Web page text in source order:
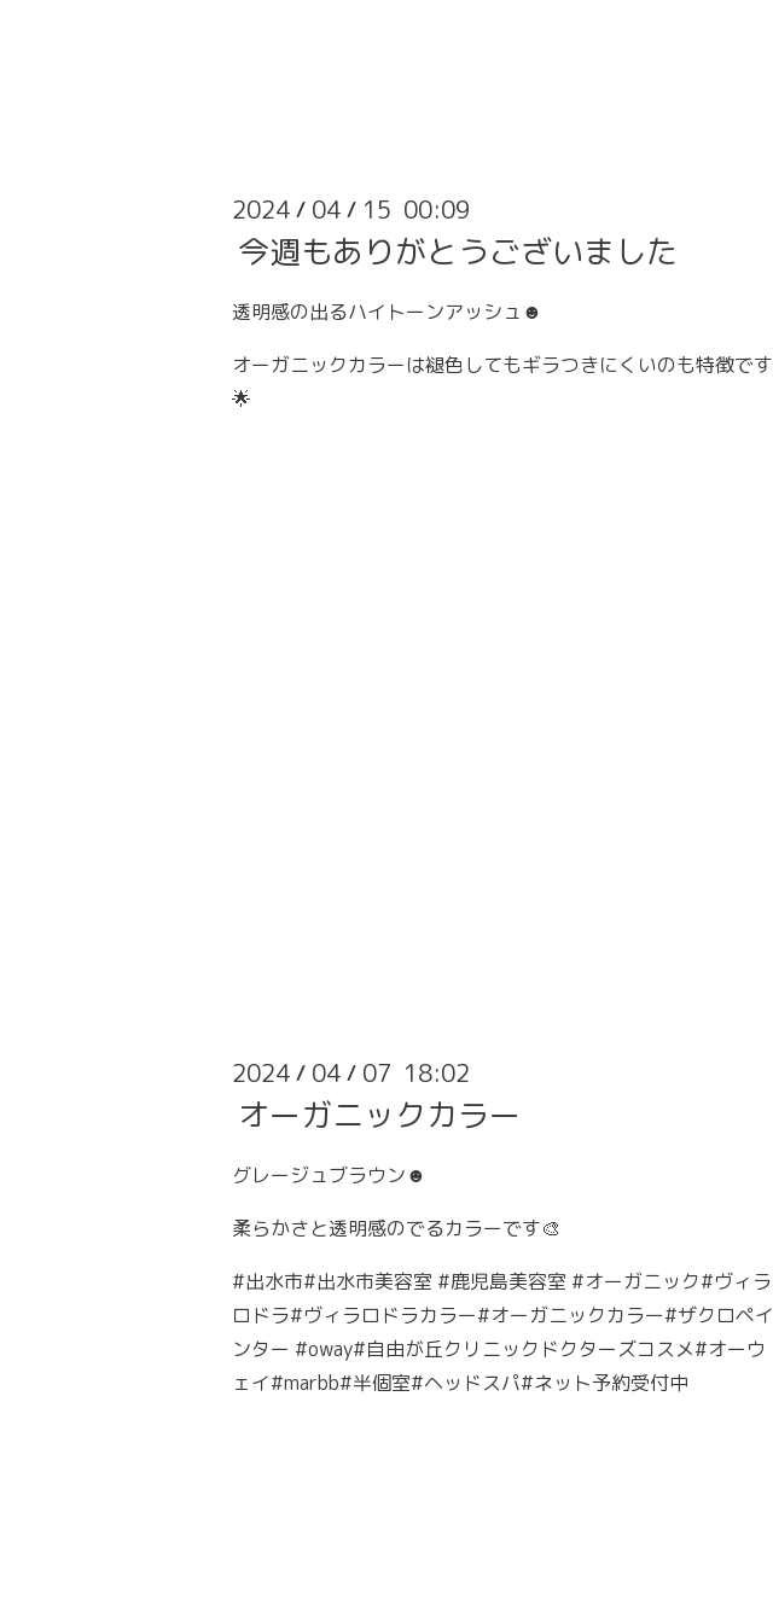
2024 / 04 / 15 00:09
今週もありがとうございました
透明感の出るハイトーンアッシュ☻
オーガニックカラーは褪色してもギラつきにくいのも特徴です
🌟
2024 / 04 / 07 18:02
オーガニックカラー
グレージュブラウン☻
柔らかさと透明感のでるカラーです🎨
#出水市#出水市美容室 #鹿児島美容室 #オーガニック#ヴィラ
ロドラ#ヴィラロドラカラー#オーガニックカラー#ザクロペイ
ンター #oway#自由が丘クリニックドクターズコスメ#オーウ
ェイ#marbb#半個室#ヘッドスパ#ネット予約受付中